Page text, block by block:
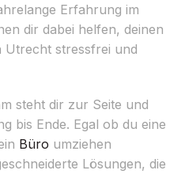
Erfahrung im
dir dabei helfen, deinen
Utrecht stressfrei und
steht dir zur Seite und
bis Ende. Egal ob du eine
Büro umziehen
Lösungen, die